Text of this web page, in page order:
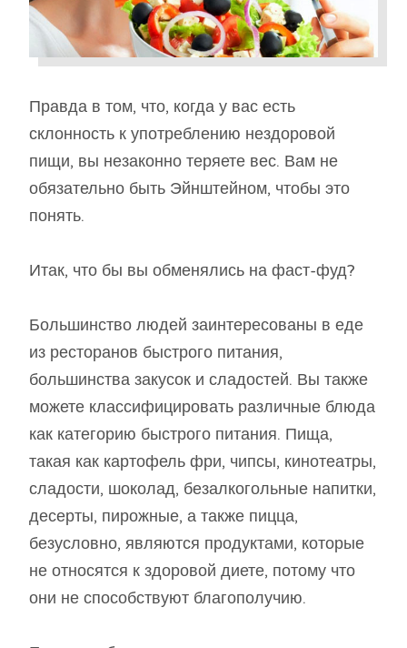
Правда в том, что, когда у вас есть
склонность к употреблению нездоровой
пищи, вы незаконно теряете вес. Вам не
обязательно быть Эйнштейном, чтобы это
понять.
Итак, что бы вы обменялись на фаст-фуд?
Большинство людей заинтересованы в еде
из ресторанов быстрого питания,
большинства закусок и сладостей. Вы также
можете классифицировать различные блюда
как категорию быстрого питания. Пища,
такая как картофель фри, чипсы, кинотеатры,
сладости, шоколад, безалкогольные напитки,
десерты, пирожные, а также пицца,
безусловно, являются продуктами, которые
не относятся к здоровой диете, потому что
они не способствуют благополучию.